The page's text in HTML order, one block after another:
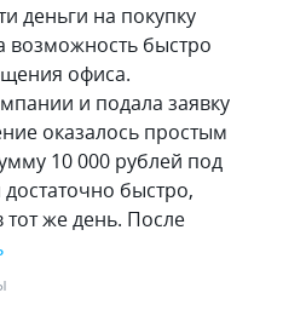
деньги на покупку
возможность быстро
офиса.
и подала заявку
оказалось простым
10 000 рублей под
быстро,
же день. После